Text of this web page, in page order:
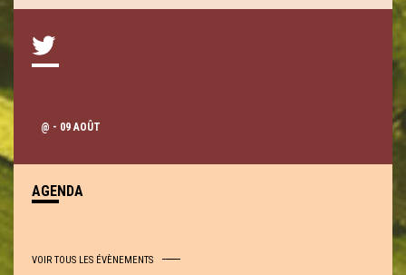
@ - 09 AOÛT
AGENDA
VOIR TOUS LES ÉVÈNEMENTS